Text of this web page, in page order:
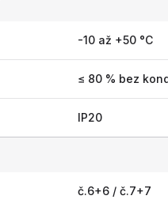
-10 až +50 °C
≤ 80 % bez
IP20
č.6+6 / č.7+7